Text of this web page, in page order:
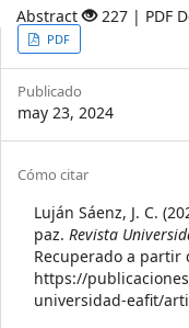
Abstract 227 | PDF
Article
Sidebar
PDF
Publicado
may 23, 2024
Article
Details
Cómo citar
Luján Sáenz, J. C.
paz. Revista
Recuperado a partir
https://
universidad-eafit/